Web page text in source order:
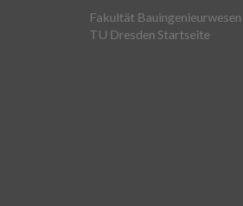
Fakultät Bauingenieurwesen
TU Dresden Startseite